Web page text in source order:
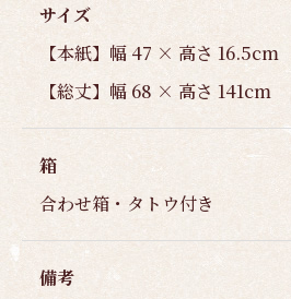
サイズ
【本紙】幅 47 × 高さ 16.5cm
【総丈】幅 68 × 高さ 141cm
箱
合わせ箱・タトウ付き
備考